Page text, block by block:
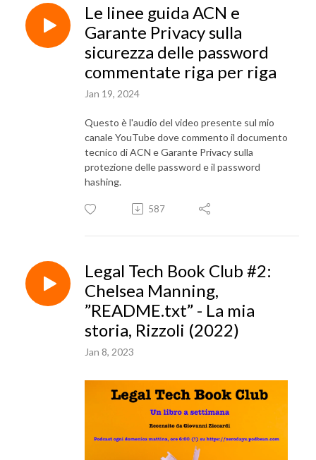
Le linee guida ACN e
Garante Privacy sulla
sicurezza delle password
commentate riga per riga
Jan 19, 2024
Questo è l'audio del video presente sul mio
canale YouTube dove commento il documento
tecnico di ACN e Garante Privacy sulla
protezione delle password e il password
hashing.
587
Legal Tech Book Club #2:
Chelsea Manning,
”README.txt” - La mia
storia, Rizzoli (2022)
Jan 8, 2023